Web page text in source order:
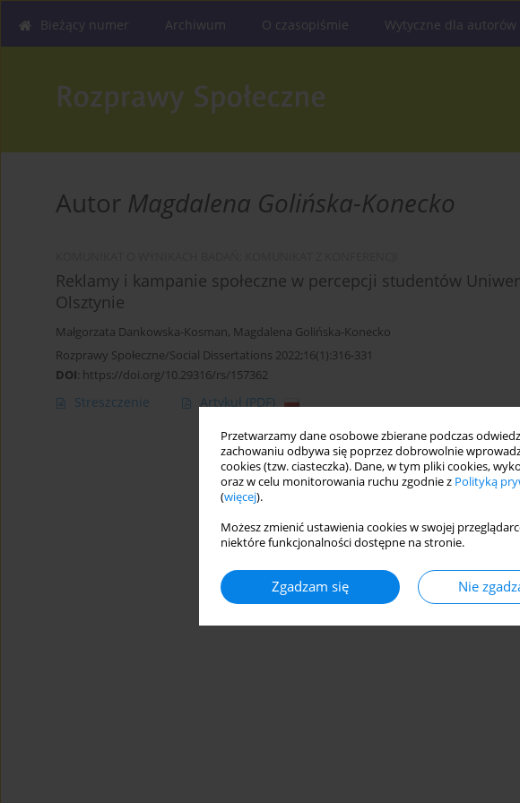
Przetwarzamy dane osobowe zbierane podczas
zachowaniu odbywa się poprzez dobrowolnie
cookies (tzw. ciasteczka). Dane, w tym pliki cookies,
oraz w celu monitorowania ruchu zgodnie z Polityką
(więcej).
Możesz zmienić ustawienia cookies w swojej
niektóre funkcjonalności dostępne na stronie.
Zgadzam się Nie
Bieżący numer Archiwum O czasopiśmie Wytyczne dla autorów
Autor Magdalena Golińska-Konecko
Reklamy i kampanie społeczne w percepcji studentów
Olsztynie
Małgorzata Dankowska-Kosman, Magdalena Golińska-Konecko
Rozprawy Społeczne/Social Dissertations 2022;16(1):316-331
DOI: https://doi.org/10.29316/rs/157362
Streszczenie Artykuł (PDF)